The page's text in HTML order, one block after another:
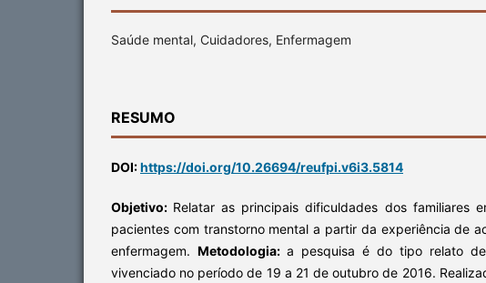
Saúde mental, Cuidadores, Enfermagem
RESUMO
DOI:https://doi.org/10.26694/reufpi.v6i3.5814
Objetivo: Relatar as principais dificuldades dos familiares
pacientes com transtorno mental a partir da experiência de
enfermagem. Metodologia: a pesquisa é do tipo relato de
vivenciado no período de 19 a 21 de outubro de 2016.